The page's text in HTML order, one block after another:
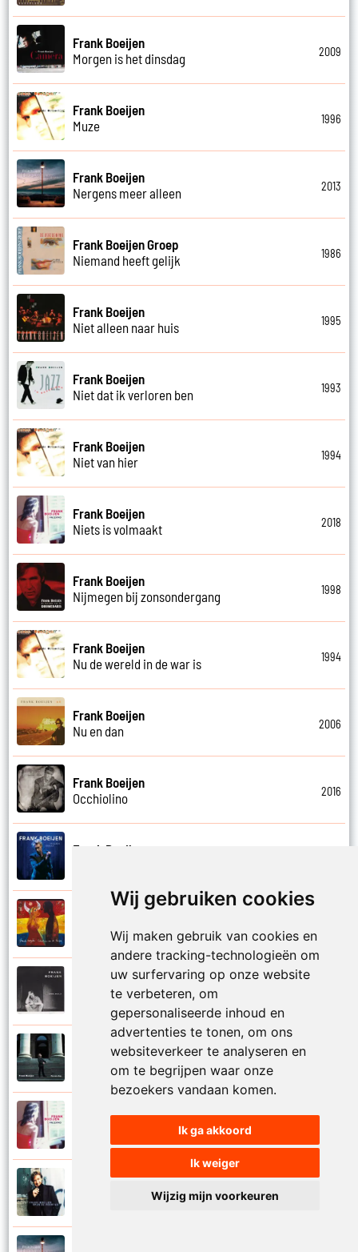
Wij gebruiken cookies
Wij maken gebruik van cookies en
andere tracking-technologieën om
uw surfervaring op onze website
te verbeteren, om
gepersonaliseerde inhoud en
advertenties te tonen, om ons
websiteverkeer te analyseren en
om te begrijpen waar onze
bezoekers vandaan komen.
Ik ga akkoord
Ik weiger
Wijzig mijn voorkeuren
Frank Boeijen
Morgen is het dinsdag
2009
Frank Boeijen
Muze
1996
Frank Boeijen
Nergens meer alleen
2013
Frank Boeijen Groep
Niemand heeft gelijk
1986
Frank Boeijen
Niet alleen naar huis
1995
Frank Boeijen
Niet dat ik verloren ben
1993
Frank Boeijen
Niet van hier
1994
Frank Boeijen
Niets is volmaakt
2018
Frank Boeijen
Nijmegen bij zonsondergang
1998
Frank Boeijen
Nu de wereld in de war is
1994
Frank Boeijen
Nu en dan
2006
Frank Boeijen
Occhiolino
2016
Frank Boeijen
Onder ons
Frank Boeijen
Onschuld
Frank Boeijen
Op een dag
Frank Boeijen
Open de poorten